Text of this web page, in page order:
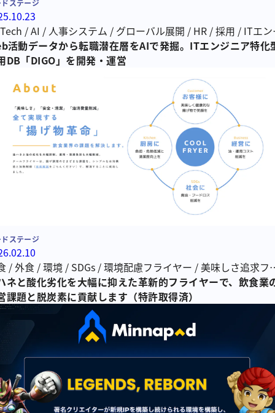
ステージ
/AI / 人事システム / グローバル展開 / HR/採用 / ITエン
/採用支援
活動データから転職潜在層をAIで発掘。ITエンジニア特化
DB「DIGO」を開発・運営
ステージ
/外食/環境/ SDGs/環境配慮フライヤー /美味しさ追求フ
ー/経費削減フライヤー/揚げ物/フライヤー/油/ 脱炭素
ネと酸化劣化を大幅に抑えた革新的フライヤーで、飲食業
課題と脱炭素に貢献します（特許取得済）